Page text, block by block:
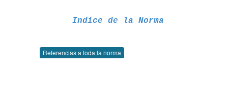
Indice de la Norma
Referencias a toda la norma